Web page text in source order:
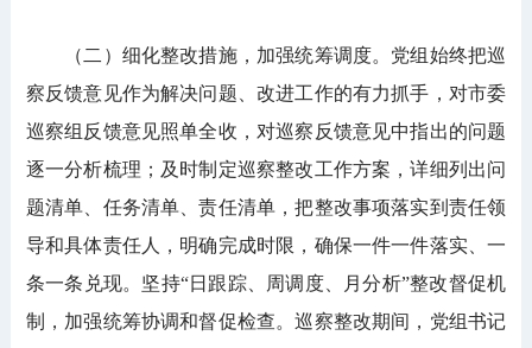
（二）细化整改措施，加强统筹调度。党组始终把巡
察反馈意见作为解决问题、改进工作的有力抓手，对市委
巡察组反馈意见照单全收，对巡察反馈意见中指出的问题
逐一分析梳理；及时制定巡察整改工作方案，详细列出问
题清单、任务清单、责任清单，把整改事项落实到责任领
导和具体责任人，明确完成时限，确保一件一件落实、一
条一条兑现。坚持“日跟踪、周调度、月分析”整改督促机
制，加强统筹协调和督促检查。巡察整改期间，党组书记